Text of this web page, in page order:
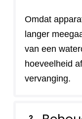
Omdat
langer
van een
hoeveelheid
vervanging.